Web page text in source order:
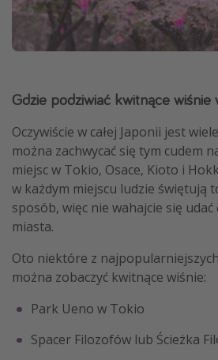
Gdzie podziwiać kwitnące wiśnie
Oczywiście w całej Japonii jest
można zachwycać się tym cudem
miejsc w Tokio, Osace, Kioto i
w każdym miejscu ludzie świętują
sposób, więc nie wahajcie się
miasta.
Oto niektóre z
można zobaczyć kwitnące wiśnie:
Park Ueno w Tokio
Spacer Filozofów lub Ścieżka